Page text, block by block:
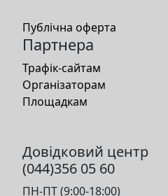
Публічна оферта
Партнера
Трафік-сайтам
Організаторам
Площадкам
Довідковий центр
(044)356 05 60
ПН-ПТ (9:00-18:00)